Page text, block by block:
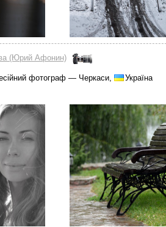
(Юрий Афонин)
фотограф — Черкаси, Україна